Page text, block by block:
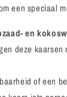
een speciaal
en
deze
of een